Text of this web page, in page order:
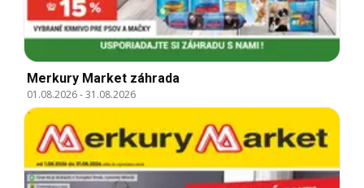
Merkury Market záhrada
01.08.2026-31.08.2026